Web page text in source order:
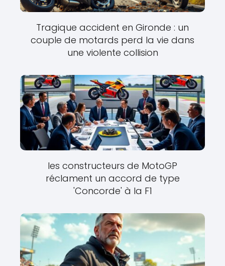
Tragique accident en Gironde : un
couple de motards perd la vie dans
une violente collision
les constructeurs de MotoGP
réclament un accord de type
'Concorde' à la F1